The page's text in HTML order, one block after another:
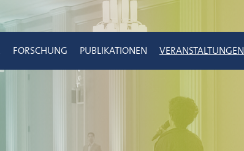
FORSCHUNG PUBLIKATIONEN VERANSTALTUNGEN